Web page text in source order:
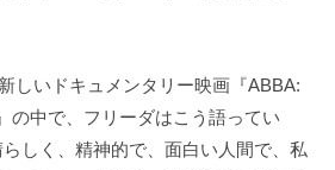
しいドキュメンタリー映画『ABBA:
の中で、フリーダはこう語ってい
しく、精神的で、面白い人間で、私